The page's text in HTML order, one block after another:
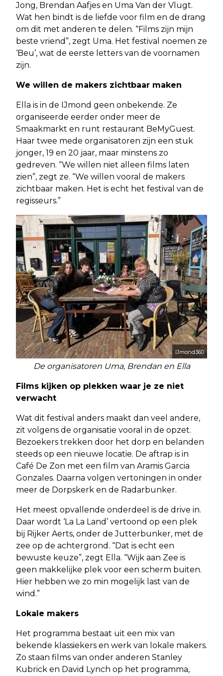
Jong, Brendan Aafjes en Uma Van der Vlugt.
Wat hen bindt is de liefde voor film en de drang
om dit met anderen te delen. “Films zijn mijn
beste vriend”, zegt Uma. Het festival noemen ze
‘Beu’, wat de eerste letters van de voornamen
zijn.
We willen de makers zichtbaar maken
Ella is in de IJmond geen onbekende. Ze
organiseerde eerder onder meer de
Smaakmarkt en runt restaurant BeMyGuest.
Haar twee mede organisatoren zijn een stuk
jonger, 19 en 20 jaar, maar minstens zo
gedreven. “We willen niet alleen films laten
zien”, zegt ze. “We willen vooral de makers
zichtbaar maken. Het is echt het festival van de
regisseurs.”
IJmond360
De organisatoren Uma, Brendan en Ella
Films kijken op plekken waar je ze niet
verwacht
Wat dit festival anders maakt dan veel andere,
zit volgens de organisatie vooral in de opzet.
Bezoekers trekken door het dorp en belanden
steeds op een nieuwe locatie. De aftrap is in
Café De Zon met een film van Aramis Garcia
Gonzales. Daarna volgen vertoningen in onder
meer de Dorpskerk en de Radarbunker.
Het meest opvallende onderdeel is de drive in.
Daar wordt ‘La La Land’ vertoond op een plek
bij Rijker Aerts, onder de Jutterbunker, met de
zee op de achtergrond. “Dat is echt een
bewuste keuze”, zegt Ella. “Wijk aan Zee is
geen makkelijke plek voor een scherm buiten.
Hier hebben we zo min mogelijk last van de
wind.”
Lokale makers
Het programma bestaat uit een mix van
bekende klassiekers en werk van lokale makers.
Zo staan films van onder anderen Stanley
Kubrick en David Lynch op het programma,